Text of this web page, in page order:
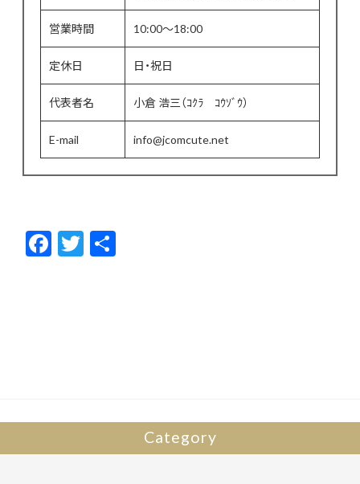
営業時間 10:00〜18:00
定休日 日・祝日
代表者名 小倉 浩三（ｺｸﾗ ｺｳｿﾞｳ）
E-mail info@jcomcute.net
F
ac
T
w
Category